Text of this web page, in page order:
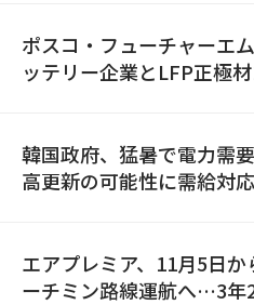
ポスコ・フューチャーエ
ッテリー企業とLFP正極
韓国政府、猛暑で電力需
高更新の可能性に需給対
エアプレミア、11月5日か
ーチミン路線運航へ…3年